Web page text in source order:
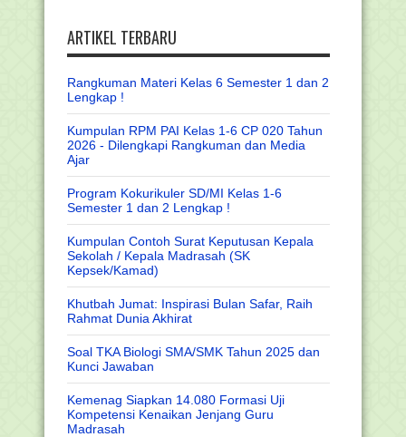
ARTIKEL TERBARU
Rangkuman Materi Kelas 6 Semester 1 dan 2
Lengkap !
Kumpulan RPM PAI Kelas 1-6 CP 020 Tahun
2026 - Dilengkapi Rangkuman dan Media
Ajar
Program Kokurikuler SD/MI Kelas 1-6
Semester 1 dan 2 Lengkap !
Kumpulan Contoh Surat Keputusan Kepala
Sekolah / Kepala Madrasah (SK
Kepsek/Kamad)
Khutbah Jumat: Inspirasi Bulan Safar, Raih
Rahmat Dunia Akhirat
Soal TKA Biologi SMA/SMK Tahun 2025 dan
Kunci Jawaban
Kemenag Siapkan 14.080 Formasi Uji
Kompetensi Kenaikan Jenjang Guru
Madrasah